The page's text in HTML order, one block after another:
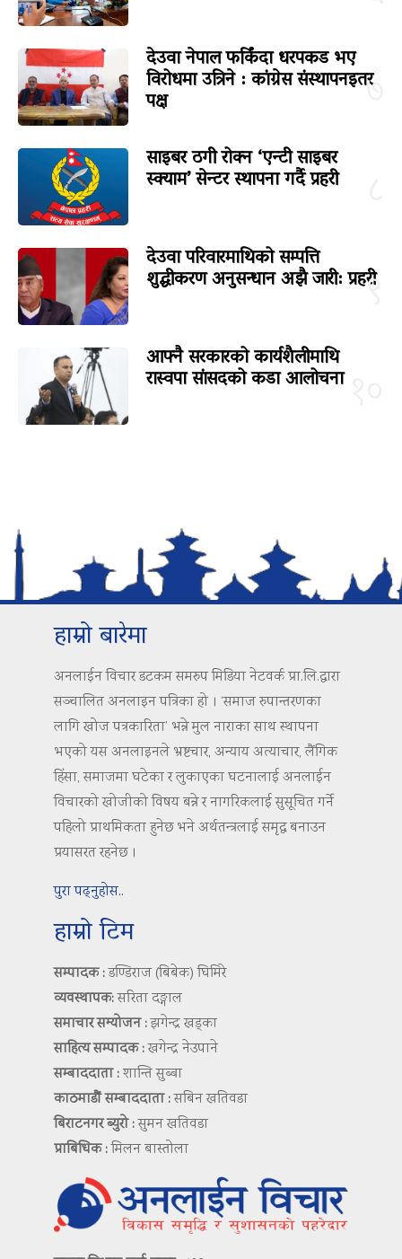
७
देउवा नेपाल फर्किंदा धरपकड भए
विरोधमा उत्रिने : कांग्रेस संस्थापनइतर
पक्ष
साइबर ठगी रोक्न ‘एन्टी साइबर
स्क्याम’ सेन्टर स्थापना गर्दै प्रहरी
९
देउवा परिवारमाथिको सम्पत्ति
शुद्धीकरण अनुसन्धान अझै जारी: प्रहरी
आफ्नै सरकारको कार्यशैलीमाथि
रास्वपा सांसदको कडा आलोचना
हाम्रो बारेमा
अनलाईन विचार डटकम समरुप मिडिया नेटवर्क प्रा.लि.द्वारा
सञ्चालित अनलाइन पत्रिका हो । ‘समाज रुपान्तरणका
लागि खोज पत्रकारिता’ भन्ने मुल नाराका साथ स्थापना
भएको यस अनलाइनले भ्रष्टचार, अन्याय अत्याचार, लैंगिक
हिंसा, समाजमा घटेका र लुकाएका घटनालाई अनलाईन
विचारको खोजीको विषय बन्ने र नागरिकलाई सुसूचित गर्ने
पहिलो प्राथमिकता हुनेछ भने अर्थतन्त्रलाई समृद्ध बनाउन
प्रयासरत रहनेछ ।
पुरा पढ्नुहोस..
हाम्रो टिम
सम्पादक :डण्डिराज (बिबेक) घिमिरे
व्यवस्थापक:सरिता दङ्गाल
समाचार सम्योजन :झगेन्द्र खड्का
साहित्य सम्पादक :खगेन्द्र नेउपाने
सम्बाददाता :शान्ति सुब्बा
काठमाडौं सम्बाददाता :सबिन खतिवडा
बिराटनगर ब्युरो :सुमन खतिवडा
प्राबिधिक :मिलन बास्तोला